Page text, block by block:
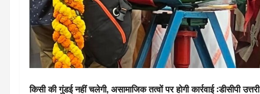
किसी की गुंडई नहीं चलेगी, असामाजिक तत्वों पर होगी कार्रवाई :डीसीपी उत्तरी